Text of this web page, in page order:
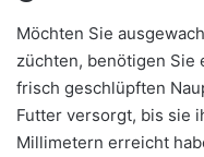
Möchten Sie
züchten, benötigen Sie
frisch geschlüpften
Futter versorgt, bis sie
Millimetern erreicht